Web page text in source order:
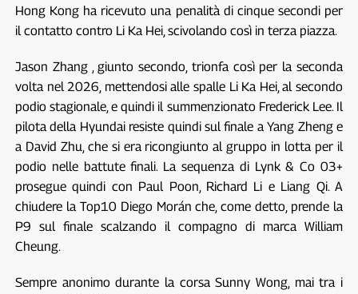
Hong Kong ha ricevuto una penalità di cinque secondi per
il contatto contro Li Ka Hei, scivolando così in terza piazza.
Jason Zhang , giunto secondo, trionfa così per la seconda
volta nel 2026, mettendosi alle spalle Li Ka Hei, al secondo
podio stagionale, e quindi il summenzionato Frederick Lee. Il
pilota della Hyundai resiste quindi sul finale a Yang Zheng e
a David Zhu, che si era ricongiunto al gruppo in lotta per il
podio nelle battute finali. La sequenza di Lynk & Co 03+
prosegue quindi con Paul Poon, Richard Li e Liang Qi. A
chiudere la Top10 Diego Morán che, come detto, prende la
P9 sul finale scalzando il compagno di marca William
Cheung.
Sempre anonimo durante la corsa Sunny Wong, mai tra i